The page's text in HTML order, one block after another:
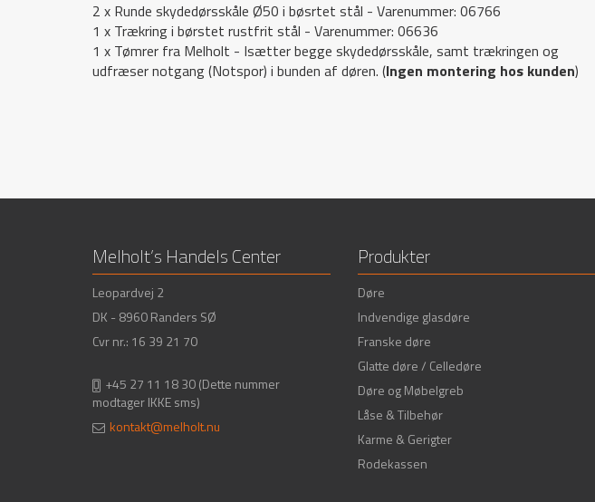
Kun nødvendige cookies
2 x Runde skydedørsskåle Ø50 i bøsrtet stål - Varenummer: 06766
1 x Trækring i børstet rustfrit stål - Varenummer: 06636
1 x Tømrer fra Melholt - Isætter begge skydedørsskåle, samt trækringen og
udfræser notgang (Notspor) i bunden af døren. (Ingen montering hos kunden)
Melholt’s Handels Center
Leopardvej 2
DK - 8960 Randers SØ
Cvr nr.: 16 39 21 70
+45 27 11 18 30(Dette nummer
modtager IKKE sms)
kontakt@melholt.nu
Produkter
Døre
Indvendige glasdøre
Franske døre
Glatte døre / Celledøre
Døre og Møbelgreb
Låse & Tilbehør
Karme & Gerigter
Rodekassen